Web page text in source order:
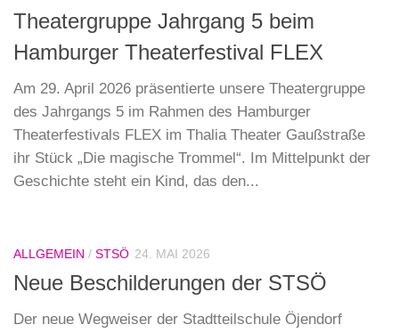
Theatergruppe Jahrgang 5 beim
Hamburger Theaterfestival FLEX
Am 29. April 2026 präsentierte unsere Theatergruppe
des Jahrgangs 5 im Rahmen des Hamburger
Theaterfestivals FLEX im Thalia Theater Gaußstraße
ihr Stück „Die magische Trommel“. Im Mittelpunkt der
Geschichte steht ein Kind, das den...
ALLGEMEIN / STSÖ 24. MAI 2026
Neue Beschilderungen der STSÖ
Der neue Wegweiser der Stadtteilschule Öjendorf